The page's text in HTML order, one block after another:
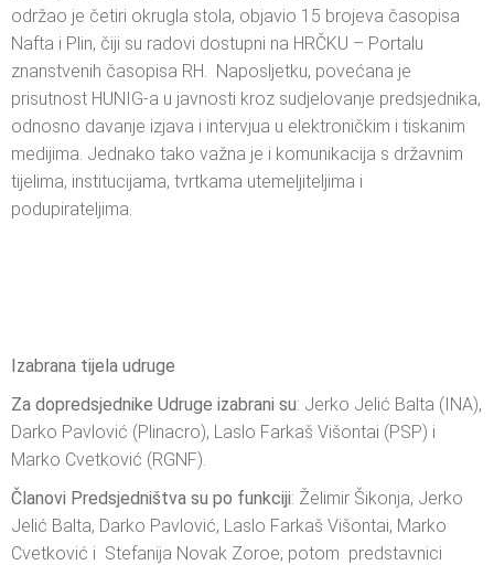
održao je četiri okrugla stola, objavio 15 brojeva časopisa
Nafta i Plin, čiji su radovi dostupni na HRČKU – Portalu
znanstvenih časopisa RH. Naposljetku, povećana je
prisutnost HUNIG-a u javnosti kroz sudjelovanje predsjednika,
odnosno davanje izjava i intervjua u elektroničkim i tiskanim
medijima. Jednako tako važna je i komunikacija s državnim
tijelima, institucijama, tvrtkama utemeljiteljima i
podupirateljima.
Izabrana tijela udruge
Za dopredsjednike Udruge izabrani su: Jerko Jelić Balta (INA),
Darko Pavlović (Plinacro), Laslo Farkaš Višontai (PSP) i
Marko Cvetković (RGNF).
Članovi Predsjedništva su po funkciji: Želimir Šikonja, Jerko
Jelić Balta, Darko Pavlović, Laslo Farkaš Višontai, Marko
Cvetković i Stefanija Novak Zoroe, potom predstavnici